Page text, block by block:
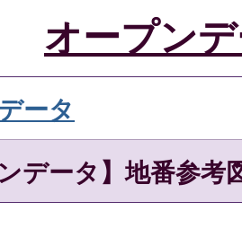
オープン
ータ
ンデータ】地番参